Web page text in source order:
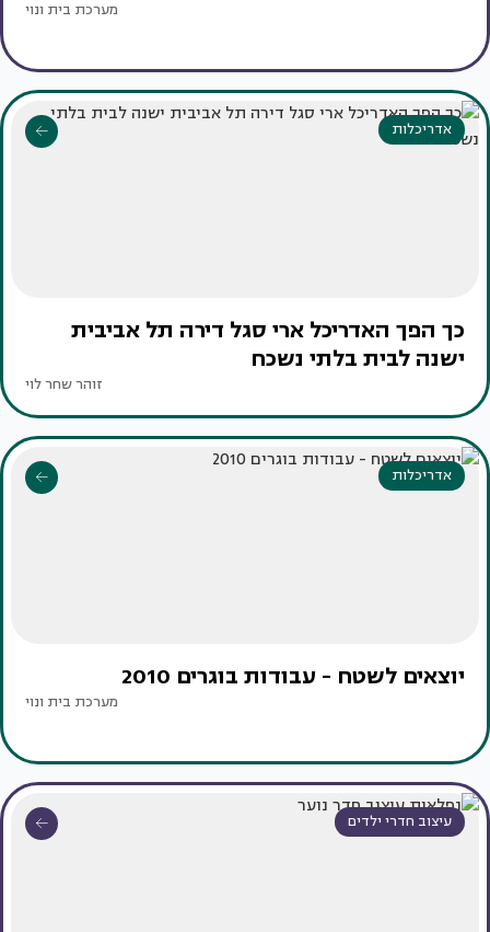
מערכת בית ונוי
אדריכלות
כך הפך האדריכל ארי סגל דירה תל אביבית
ישנה לבית בלתי נשכח
זוהר שחר לוי
אדריכלות
יוצאים לשטח - עבודות בוגרים 2010
מערכת בית ונוי
עיצוב חדרי ילדים